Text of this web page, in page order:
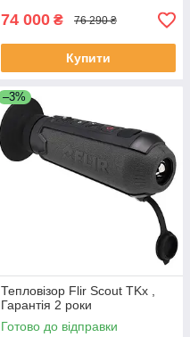
74 000 ₴ 76 290 ₴
Купити
–3%
Тепловізор Flir Scout TKx ,
Гарантія 2 роки
Готово до відправки